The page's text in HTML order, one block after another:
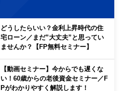
どうしたらいい？金利上昇時代の住
宅ローン／まだ”大丈夫”と思ってい
ませんか？【FP無料セミナー】
【動画セミナー】今からでも遅くな
い！60歳からの老後資金セミナー／F
Pがわかりやすく解説します！